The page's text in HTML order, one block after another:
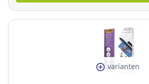
varianten